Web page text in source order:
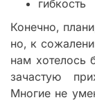
гибкость
Конечно,
но, к
нам хотелось
зачастую
Многие не